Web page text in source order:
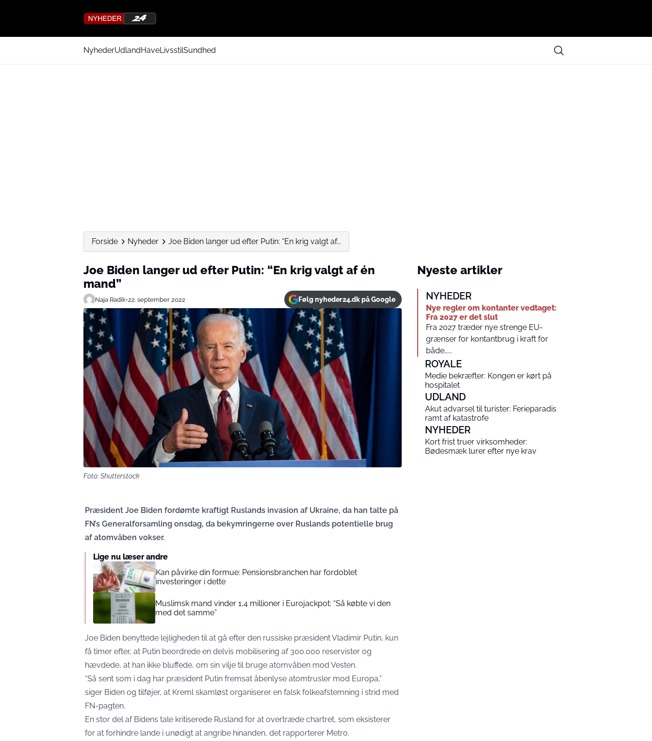
NyhederUdlandHaveLivsstilSundhed
Forside Nyheder Joe Biden langer ud efter Putin: “En krig valgt af...
Joe Biden langer ud efter Putin: “En krig valgt af én
mand”
Naja Radik•22. september 2022 Følg nyheder24.dk på Google
Foto: Shutterstock
Præsident Joe Biden fordømte kraftigt Ruslands invasion af Ukraine, da han talte på
FN’s Generalforsamling onsdag, da bekymringerne over Ruslands potentielle brug
af atomvåben vokser.
Lige nu læser andre
Kan påvirke din formue: Pensionsbranchen har fordoblet
investeringer i dette
Muslimsk mand vinder 1,4 millioner i Eurojackpot: “Så købte vi den
med det samme”
Joe Biden benyttede lejligheden til at gå efter den russiske præsident Vladimir Putin, kun
få timer efter, at Putin beordrede en delvis mobilisering af 300.000 reservister og
hævdede, at han ikke bluffede, om sin vilje til bruge atomvåben mod Vesten.
“Så sent som i dag har præsident Putin fremsat åbenlyse atomtrusler mod Europa,”
siger Biden og tilføjer, at Kreml skamløst organiserer en falsk folkeafstemning i strid med
FN-pagten.
En stor del af Bidens tale kritiserede Rusland for at overtræde chartret, som eksisterer
for at forhindre lande i unødigt at angribe hinanden, det rapporterer Metro.
Nyeste artikler
NYHEDER
Nye regler om kontanter vedtaget:
Fra 2027 er det slut
Fra 2027 træder nye strenge EU-
grænser for kontantbrug i kraft for
både…...
ROYALE
Medie bekræfter: Kongen er kørt på
hospitalet
UDLAND
Akut advarsel til turister: Ferieparadis
ramt af katastrofe
NYHEDER
Kort frist truer virksomheder:
Bødesmæk lurer efter nye krav